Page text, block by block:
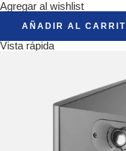
Agregar al wishlist
AÑADIR AL
Vista rápida